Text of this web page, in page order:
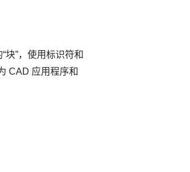
块”，使用标识符和
CAD 应用程序和